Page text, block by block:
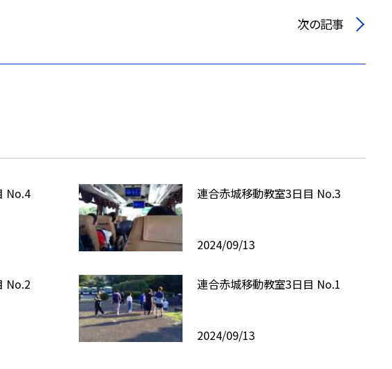
次の記事
No.4 連合赤城移動教室3日目 No.3
2024/09/13
No.2 連合赤城移動教室3日目 No.1
2024/09/13